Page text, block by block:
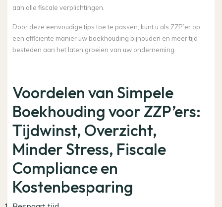
aan alle fiscale verplichtingen.
Door deze eenvoudige tips toe te passen, kunt u als ZZP’er op
een efficiënte manier uw boekhouding bijhouden en meer tijd
besteden aan het laten groeien van uw onderneming.
Voordelen van Simpele
Boekhouding voor ZZP’ers:
Tijdwinst, Overzicht,
Minder Stress, Fiscale
Compliance en
Kostenbesparing